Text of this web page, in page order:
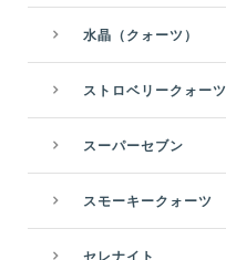
水晶（クォーツ）
ストロベリークォーツ
スーパーセブン
スモーキークォーツ
セレナイト